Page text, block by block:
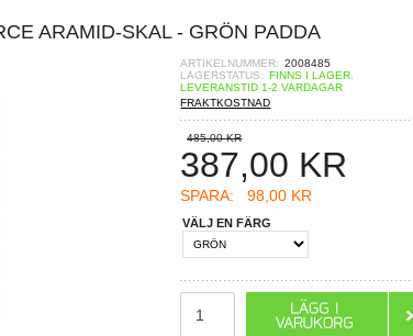
ARAMID-SKAL - GRÖN PADDA
ARTIKELNUMMER: 2008485
LAGERSTATUS: FINNS I LAGER.
LEVERANSTID 1-2 VARDAGAR
FRAKTKOSTNAD
485,00 KR
387,00 KR
SPARA: 98,00 KR
VÄLJ EN FÄRG